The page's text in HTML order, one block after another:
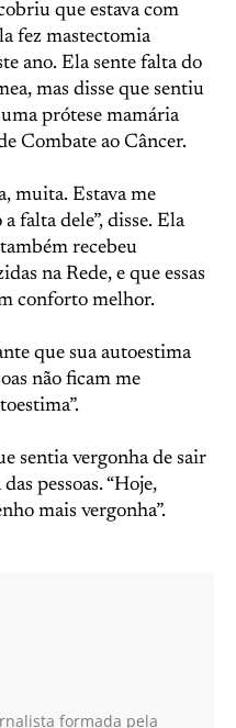
que estava com
fez mastectomia
ano. Ela sente falta do
mas disse que sentiu
prótese mamária
Combate ao Câncer.
muita. Estava me
falta dele”, disse. Ela
recebeu
na Rede, e que essas
conforto melhor.
que sua autoestima
não ficam me
sentia vergonha de sair
pessoas. “Hoje,
mais vergonha”.
formada pela